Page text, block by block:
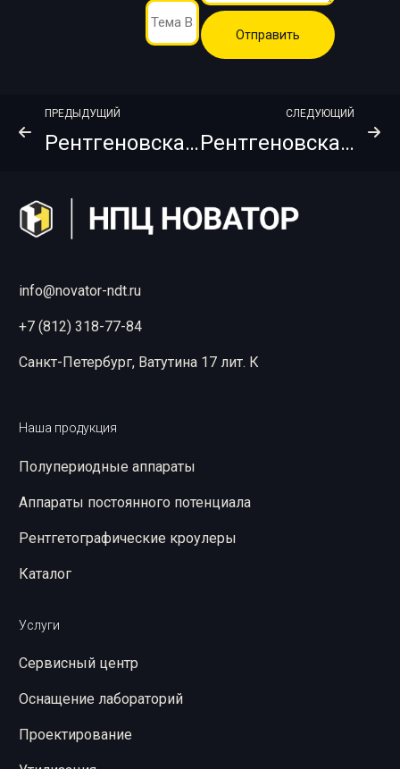
ПРЕДЫДУЩИЙ
Рентгеновская пленка AGFA D4 Pb Vac 10х40
СЛЕДУЮЩИЙ
Рентгеновская пленка AGFA D4 Pb Vac 30х40
info@novator-ndt.ru
+7 (812) 318-77-84
Санкт-Петербург, Ватутина 17 лит. К
Наша продукция
Полупериодные аппараты
Аппараты постоянного потенциала
Рентгетографические кроулеры
Каталог
Услуги
Сервисный центр
Оснащение лабораторий
Проектирование